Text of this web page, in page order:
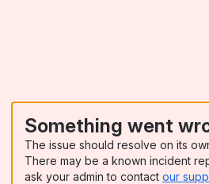
Something went
The issue should resolve on its
There may be a known incident
ask your admin to contact our